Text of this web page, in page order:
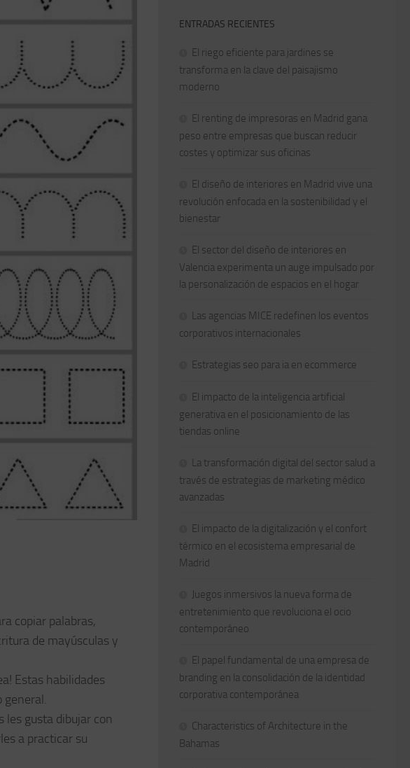
copiar palabras,
de mayúsculas y
Estas habilidades
gusta dibujar con
a practicar su
ENTRADAS RECIENTES
El riego eficiente para jardines se
transforma en la clave del paisajismo
moderno
El renting de impresoras en Madrid gana
peso entre empresas que buscan reducir
costes y optimizar sus oficinas
El diseño de interiores en Madrid vive una
revolución enfocada en la sostenibilidad y el
bienestar
El sector del diseño de interiores en
Valencia experimenta un auge impulsado por
la personalización de espacios en el hogar
Las agencias MICE redefinen los eventos
corporativos internacionales
Estrategias seo para ia en ecommerce
El impacto de la inteligencia artificial
generativa en el posicionamiento de las
tiendas online
La transformación digital del sector salud a
través de estrategias de marketing médico
avanzadas
El impacto de la digitalización y el confort
térmico en el ecosistema empresarial de
Madrid
Juegos inmersivos la nueva forma de
entretenimiento que revoluciona el ocio
contemporáneo
El papel fundamental de una empresa de
branding en la consolidación de la identidad
corporativa contemporánea
Characteristics of Architecture in the
Bahamas